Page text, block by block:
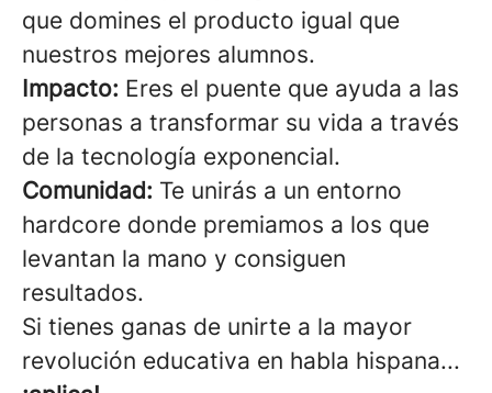
que domines el producto igual que
nuestros mejores alumnos.
Impacto: Eres el puente que ayuda a las
personas a transformar su vida a través
de la tecnología exponencial.
Comunidad: Te unirás a un entorno
hardcore donde premiamos a los que
levantan la mano y consiguen
resultados.
Si tienes ganas de unirte a la mayor
revolución educativa en habla hispana...